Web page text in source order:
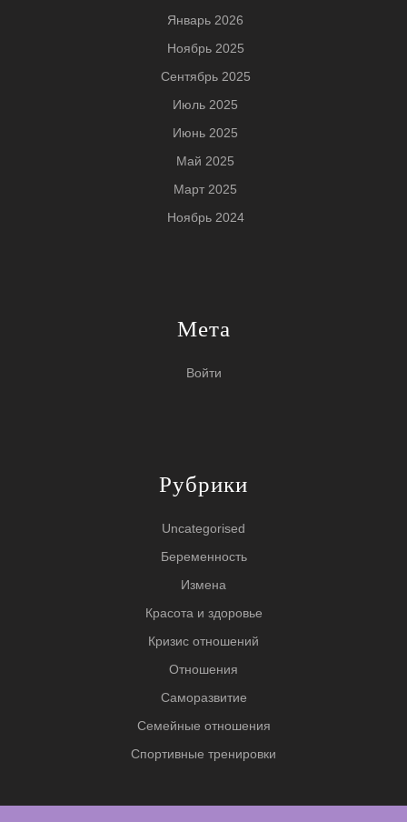
Январь 2026
Ноябрь 2025
Сентябрь 2025
Июль 2025
Июнь 2025
Май 2025
Март 2025
Ноябрь 2024
Мета
Войти
Рубрики
Uncategorised
Беременность
Измена
Красота и здоровье
Кризис отношений
Отношения
Саморазвитие
Семейные отношения
Спортивные тренировки